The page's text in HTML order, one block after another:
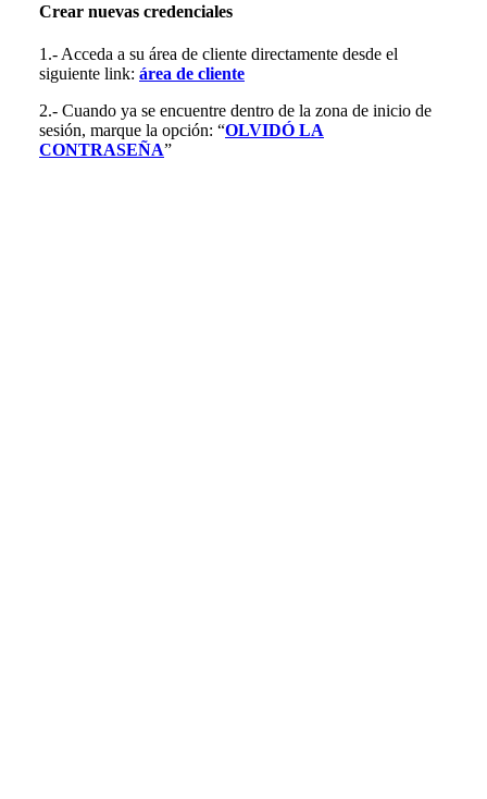
Crear nuevas credenciales
1.- Acceda a su área de cliente directamente desde el
siguiente link: área de cliente
2.- Cuando ya se encuentre dentro de la zona de inicio de
sesión, marque la opción: “OLVIDÓ LA
CONTRASEÑA”